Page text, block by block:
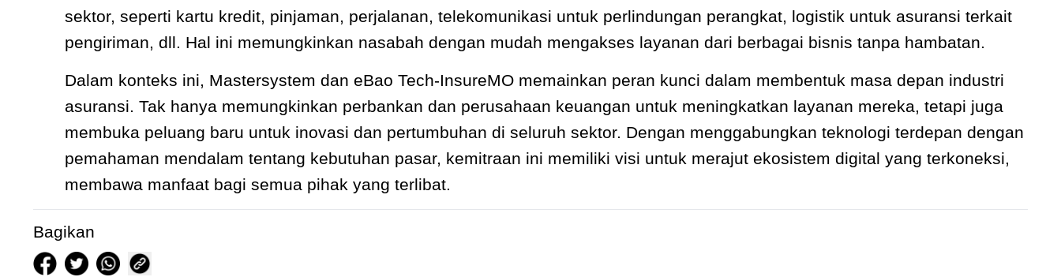
sektor, seperti kartu kredit, pinjaman, perjalanan, telekomunikasi untuk perlindungan perangkat, logistik untuk asuransi terkait
pengiriman, dll. Hal ini memungkinkan nasabah dengan mudah mengakses layanan dari berbagai bisnis tanpa hambatan.
Dalam konteks ini, Mastersystem dan eBao Tech-InsureMO memainkan peran kunci dalam membentuk masa depan industri
asuransi. Tak hanya memungkinkan perbankan dan perusahaan keuangan untuk meningkatkan layanan mereka, tetapi juga
membuka peluang baru untuk inovasi dan pertumbuhan di seluruh sektor. Dengan menggabungkan teknologi terdepan dengan
pemahaman mendalam tentang kebutuhan pasar, kemitraan ini memiliki visi untuk merajut ekosistem digital yang terkoneksi,
membawa manfaat bagi semua pihak yang terlibat.
Bagikan